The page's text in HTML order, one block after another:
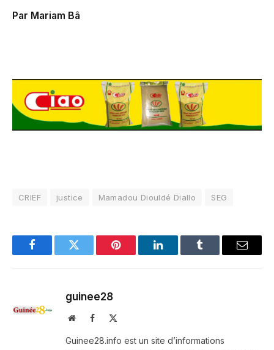
Par Mariam Bâ
CRIEF justice Mamadou Diouldé Diallo SEG
FacebookTwitter Pinterest LinkedInTumblr Email
guinee28
WebsiteFacebook
Guinee28.info est un site d’informations